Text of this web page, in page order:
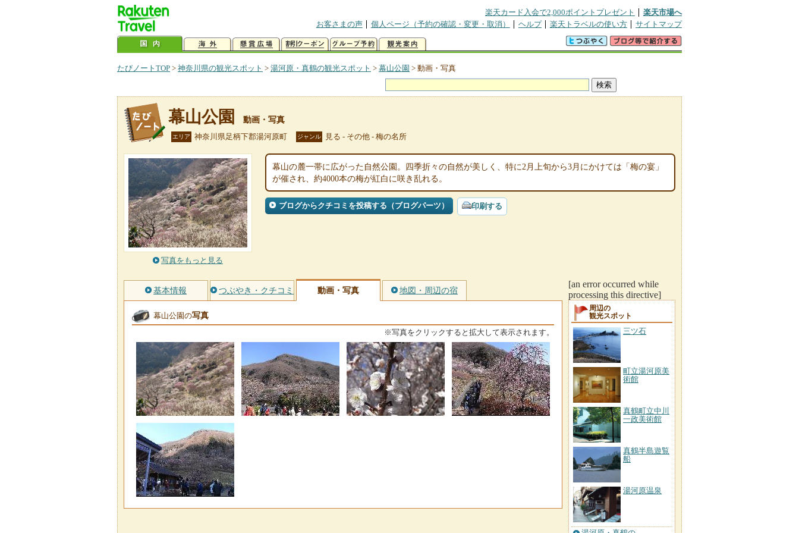
楽天カード入会で2,000ポイントプレゼント
楽天市場へ
お客さまの声
個人ページ（予約の確認・変更・取消） ヘルプ 楽天トラベルの使い方 サイトマップ
たびノートTOP > 神奈川県の観光スポット > 湯河原・真鶴の観光スポット > 幕山公園 > 動画・写真
幕山公園 動画・写真
エリア 神奈川県足柄下郡湯河原町 ジャンル 見る - その他 - 梅の名所
写真をもっと見る
幕山の麓一帯に広がった自然公園。四季折々の自然が美しく、特に2月上旬から3月にかけては「梅の宴」
が催され、約4000本の梅が紅白に咲き乱れる。
ブログからクチコミを投稿する（ブログパーツ） 印刷する
基本情報 つぶやき・クチコミ 動画・写真 地図・周辺の宿
幕山公園の写真
※写真をクリックすると拡大して表示されます。
[an error occurred while
processing this directive]
周辺の
観光スポット
三ツ石
町立湯河原美
術館
真鶴町立中川
一政美術館
真鶴半島遊覧
船
湯河原温泉